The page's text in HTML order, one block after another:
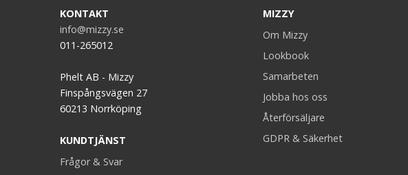
KONTAKT
info@mizzy.se
011-265012
Phelt AB - Mizzy
Finspångsvägen 27
60213 Norrköping
KUNDTJÄNST
Frågor & Svar
MIZZY
Om Mizzy
Lookbook
Samarbeten
Jobba hos oss
Återförsäljare
GDPR & Säkerhet